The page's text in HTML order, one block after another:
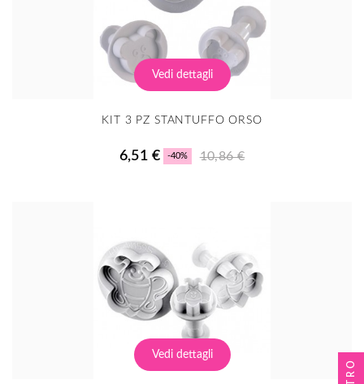
Vedi dettagli
KIT 3 PZ STANTUFFO ORSO
6,51 € -40% 10,86 €
Vedi dettagli